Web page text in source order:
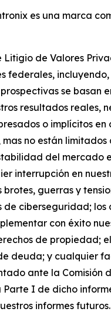
es una marca
de Valores
se basan
resultados
o implícitos
no están
del mercado
interrupción en
guerras y
ciberseguridad;
con éxito
de
deuda; y cualquier
ante la Comisión
I de dicho
informes